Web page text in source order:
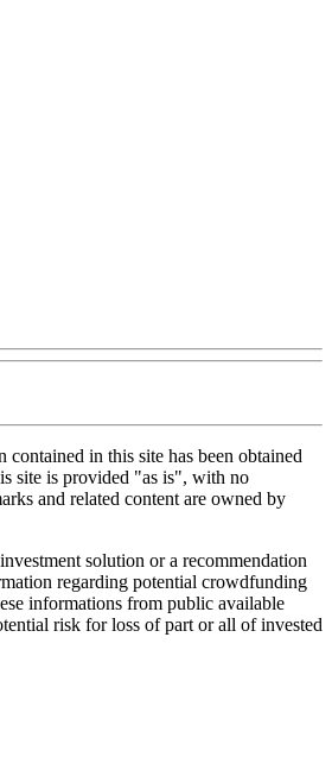
in this site has been obtained
site is provided "as is", with no
and related content are owned by
solution or a recommendation
regarding potential crowdfunding
informations from public available
risk for loss of part or all of invested